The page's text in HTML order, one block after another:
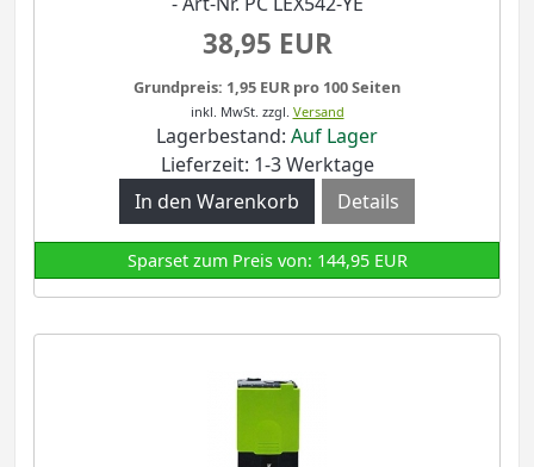
38,95 EUR
Grundpreis: 1,95 EUR pro 100 Seiten
inkl. MwSt. zzgl. Versand
Lagerbestand: Auf Lager
Lieferzeit: 1-3 Werktage
Details
Sparset zum Preis von: 144,95 EUR